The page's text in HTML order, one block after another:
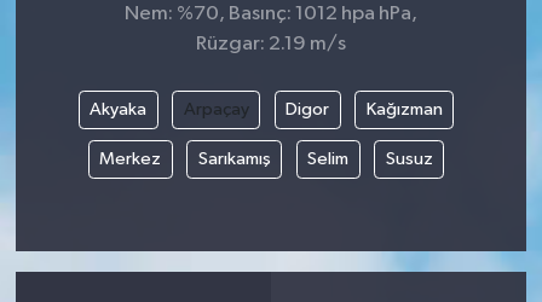
Nem: %70, Basınç: 1012 hpa hPa,
Rüzgar: 2.19 m/s
Akyaka Arpaçay Digor Kağızman
Merkez Sarıkamış Selim Susuz
DÜNYA
MEDYA
TEKNOLOJİ